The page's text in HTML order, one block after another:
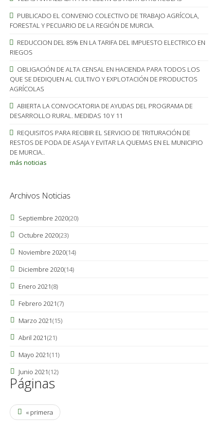
PUBLICADO EL CONVENIO COLECTIVO DE TRABAJO AGRÍCOLA,
FORESTAL Y PECUARIO DE LA REGIÓN DE MURCIA.
REDUCCION DEL 85% EN LA TARIFA DEL IMPUESTO ELECTRICO EN
RIEGOS
OBLIGACIÓN DE ALTA CENSAL EN HACIENDA PARA TODOS LOS
QUE SE DEDIQUEN AL CULTIVO Y EXPLOTACIÓN DE PRODUCTOS
AGRÍCOLAS
ABIERTA LA CONVOCATORIA DE AYUDAS DEL PROGRAMA DE
DESARROLLO RURAL. MEDIDAS 10 Y 11
REQUISITOS PARA RECIBIR EL SERVICIO DE TRITURACIÓN DE
RESTOS DE PODA DE ASAJA Y EVITAR LA QUEMAS EN EL MUNICIPIO
DE MURCIA..
más noticias
Archivos Noticias
Septiembre 2020(20)
Octubre 2020(23)
Noviembre 2020(14)
Diciembre 2020(14)
Enero 2021(8)
Febrero 2021(7)
Marzo 2021(15)
Abril 2021(21)
Mayo 2021(11)
Junio 2021(12)
Páginas
« primera